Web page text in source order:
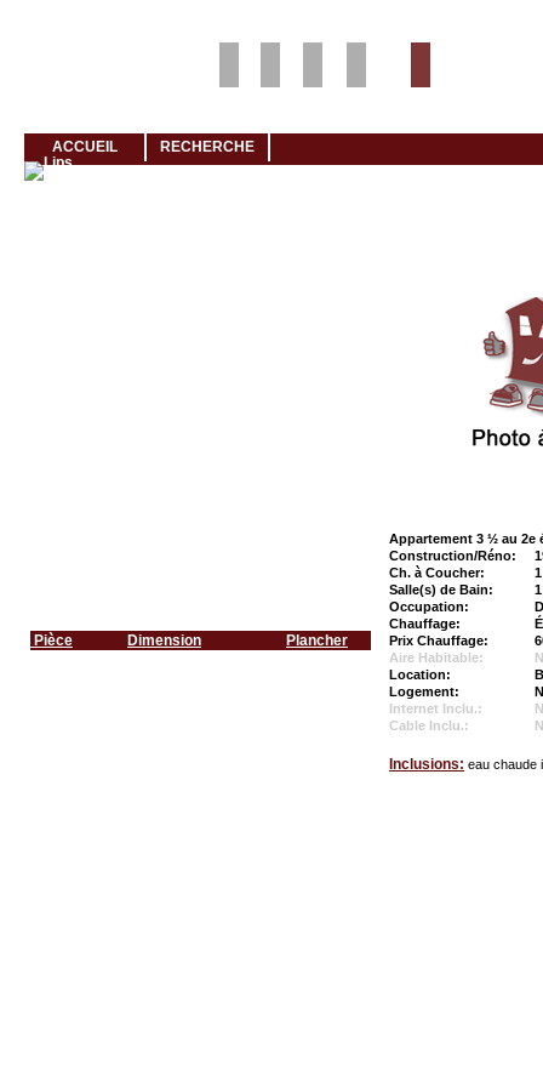
ACCUEIL RECHERCHE
Pièce Dimension Plancher
Appartement 3 ½ au 2e
Construction/Réno:
Ch. à Coucher:
1
Salle(s) de Bain:
1
Occupation:
Chauffage:
Prix Chauffage:
Aire Habitable:
Location:
Logement:
Internet Inclu.:
Cable Inclu.:
Inclusions: eau chaude